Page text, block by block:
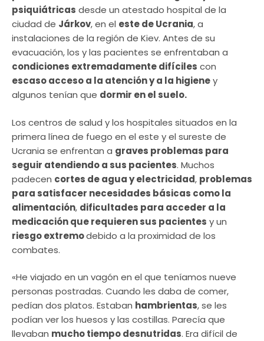
psiquiátricas desde un atestado hospital de la
ciudad de Járkov, en el este de Ucrania, a
instalaciones de la región de Kiev. Antes de su
evacuación, los y las pacientes se enfrentaban a
condiciones extremadamente difíciles con
escaso acceso a la atención y a la higieney
algunos tenían que dormir en el suelo.
Los centros de salud y los hospitales situados en la
primera línea de fuego en el este y el sureste de
Ucrania se enfrentan a graves problemas para
seguir atendiendo a sus pacientes. Muchos
padecen cortes de agua y electricidad, problemas
para satisfacer necesidades básicas como la
alimentación, dificultades para acceder a la
medicación que requieren sus pacientes y un
riesgo extremodebido a la proximidad de los
combates.
«He viajado en un vagón en el que teníamos nueve
personas postradas. Cuando les daba de comer,
pedían dos platos. Estaban hambrientas, se les
podían ver los huesos y las costillas. Parecía que
llevaban mucho tiempo desnutridas. Era difícil de